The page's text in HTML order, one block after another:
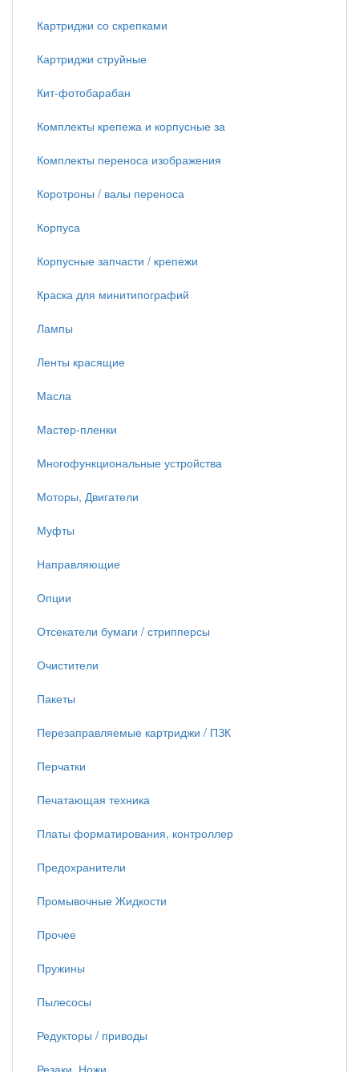
Картриджи со скрепками
Картриджи струйные
Кит-фотобарабан
Комплекты крепежа и корпусные за
Комплекты переноса изображения
Коротроны / валы переноса
Корпуса
Корпусные запчасти / крепежи
Краска для минитипографий
Лампы
Ленты красящие
Масла
Мастер-пленки
Многофункциональные устройства
Моторы, Двигатели
Муфты
Направляющие
Опции
Отсекатели бумаги / стрипперсы
Очистители
Пакеты
Перезаправляемые картриджи / ПЗК
Перчатки
Печатающая техника
Платы форматирования, контроллер
Предохранители
Промывочные Жидкости
Прочее
Пружины
Пылесосы
Редукторы / приводы
Резаки, Ножи